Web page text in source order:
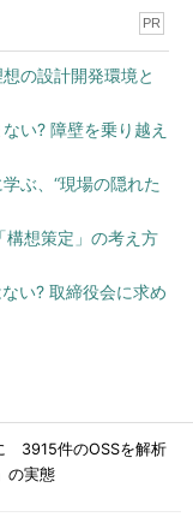
PR
の設計開発環境と
い? 障壁を乗り越え
ぶ、“現場の隠れた
構想策定」の考え方
い? 取締役会に求め
3915件のOSSを解析
の実態